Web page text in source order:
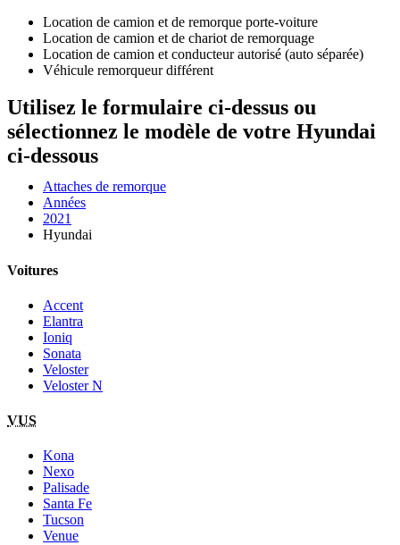
Location de camion et de remorque porte-voiture
Location de camion et de chariot de remorquage
Location de camion et conducteur autorisé (auto séparée)
Véhicule remorqueur différent
Utilisez le formulaire ci-dessus ou
sélectionnez le modèle de votre Hyundai
ci-dessous
Attaches de remorque
Années
2021
Hyundai
Voitures
Accent
Elantra
Ioniq
Sonata
Veloster
Veloster N
VUS
Kona
Nexo
Palisade
Santa Fe
Tucson
Venue